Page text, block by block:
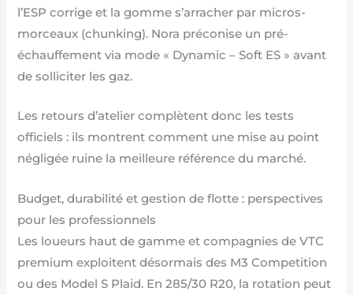
l’ESP corrige et la gomme s’arracher par micros-
morceaux (chunking). Nora préconise un pré-
échauffement via mode « Dynamic – Soft ES » avant
de solliciter les gaz.
Les retours d’atelier complètent donc les tests
officiels : ils montrent comment une mise au point
négligée ruine la meilleure référence du marché.
Budget, durabilité et gestion de flotte : perspectives
pour les professionnels
Les loueurs haut de gamme et compagnies de VTC
premium exploitent désormais des M3 Competition
ou des Model S Plaid. En 285/30 R20, la rotation peut